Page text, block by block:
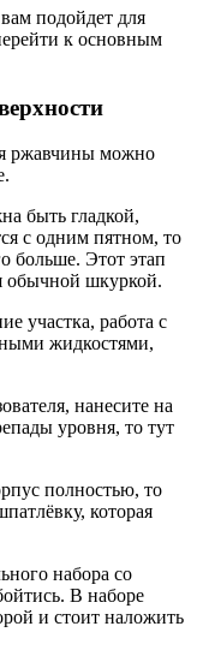
подойдет для
к основным
ржавчины можно
быть гладкой,
с одним пятном, то
больше. Этот этап
обычной шкуркой.
участка, работа с
жидкостями,
нанесите на
уровня, то тут
полностью, то
которая
набора со
В наборе
и стоит наложить